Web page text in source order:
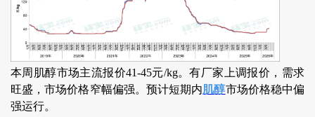
本周肌醇市场主流报价41-45元/kg。有厂家上调报价，需求
旺盛，市场价格窄幅偏强。预计短期内肌醇市场价格稳中偏
强运行。